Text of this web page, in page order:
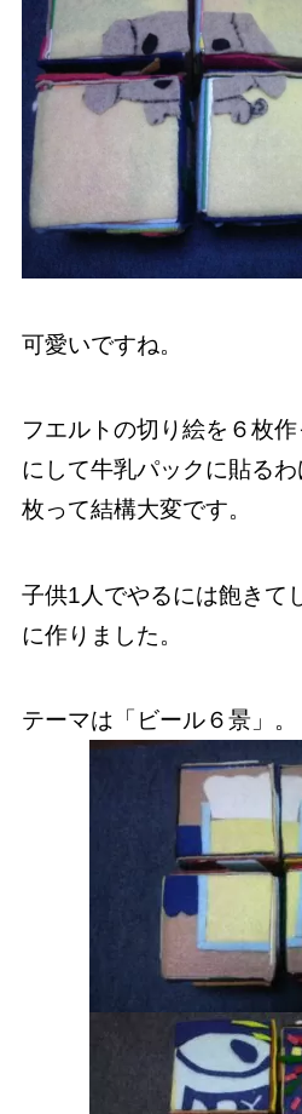
可愛いですね。
フエルトの切り絵を６枚
にして牛乳パックに貼る
枚って結構大変です。
子供1人でやるには飽きて
に作りました。
テーマは「ビール６景」。